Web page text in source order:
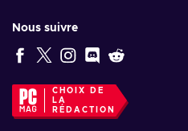
Nous suivre
CHOIX DE
LA
RÉDACTION